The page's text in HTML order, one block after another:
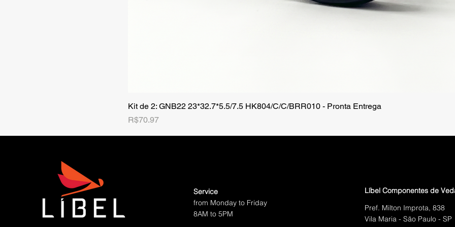
Quick View
Kit de 2: GNB22 23*32.7*5.5/7.5 HK804/C/C/BRR010 - Pronta Entrega
Price
R$70.97
Service
from Monday to Friday
8AM to 5PM
Líbel Componentes de
Pref. Milton Improta, 838
Vila Maria - São Paulo - SP